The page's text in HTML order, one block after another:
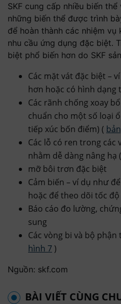
SKF cung cấp nhiều biến
những biến thể được trình
để hoàn thành các nhiệm
nhu cầu ứng dụng đặc biệt.
biệt phổ biến hơn do SKF
Các mặt vát đặc biệt –
hơn hoặc có hình dạng
Các rãnh chống xoay
chuẩn cho một số loại
tiếp xúc bốn điểm) (
Các lỗ có ren trong các
nhằm dễ dàng nâng hạ (
mỡ bôi trơn đặc biệt
Cảm biến – ví dụ như
hoặc để theo dõi tốc
Báo cáo đo lường,
sung
Các vòng bi và bộ phận
hình 7 )
Nguồn: skf.com
BÀI VIẾT CÙNG